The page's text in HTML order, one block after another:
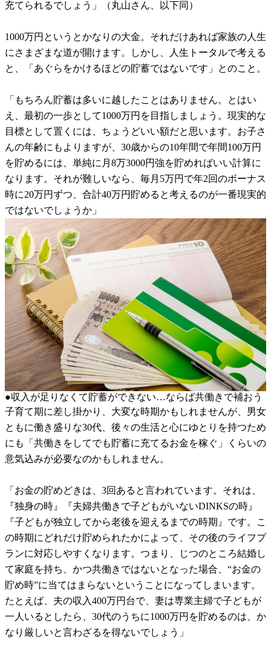
充てられるでしょう」（丸山さん、以下同）
1000万円というとかなりの大金。それだけあれば家族の人生
にさまざまな道が開けます。しかし、人生トータルで考える
と、「あぐらをかけるほどの貯蓄ではないです」とのこと。
「もちろん貯蓄は多いに越したことはありません。とはい
え、最初の一歩として1000万円を目指しましょう。現実的な
目標として置くには、ちょうどいい額だと思います。お子さ
んの年齢にもよりますが、30歳からの10年間で年間100万円
を貯めるには、単純に月8万3000円強を貯めればいい計算に
なります。それが難しいなら、毎月5万円で年2回のボーナス
時に20万円ずつ、合計40万円貯めると考えるのが一番現実的
ではないでしょうか」
●収入が足りなくて貯蓄ができない…ならば共働きで補おう
子育て期に差し掛かり、大変な時期かもしれませんが、男女
ともに働き盛りな30代、後々の生活と心にゆとりを持つため
にも「共働きをしてでも貯蓄に充てるお金を稼ぐ」くらいの
意気込みが必要なのかもしれません。
「お金の貯めどきは、3回あると言われています。それは、
『独身の時』『夫婦共働きで子どもがいないDINKSの時』
『子どもが独立してから老後を迎えるまでの時期』です。こ
の時期にどれだけ貯められたかによって、その後のライフプ
ランに対応しやすくなります。つまり、じつのところ結婚し
て家庭を持ち、かつ共働きではないとなった場合、“お金の
貯め時”に当てはまらないということになってしまいます。
たとえば、夫の収入400万円台で、妻は専業主婦で子どもが
一人いるとしたら、30代のうちに1000万円を貯めるのは、か
なり厳しいと言わざるを得ないでしょう」